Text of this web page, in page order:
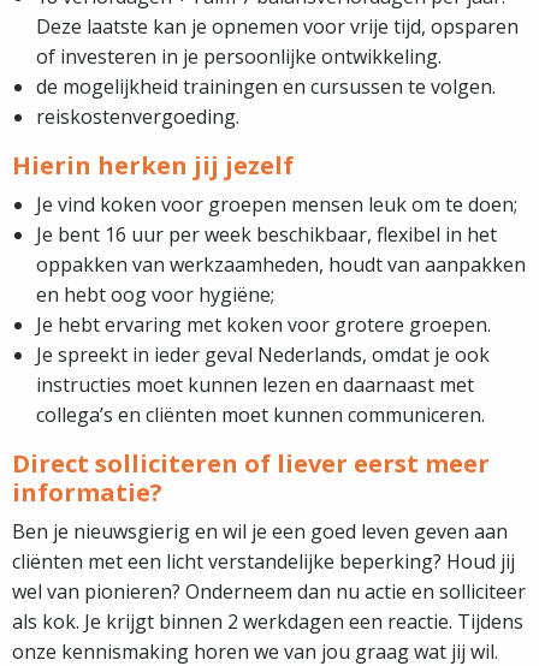
Deze laatste kan je opnemen voor vrije tijd, opsparen
of investeren in je persoonlijke ontwikkeling.
de mogelijkheid trainingen en cursussen te volgen.
reiskostenvergoeding.
Hierin herken jij jezelf
Je vind koken voor groepen mensen leuk om te doen;
Je bent 16 uur per week beschikbaar, flexibel in het
oppakken van werkzaamheden, houdt van aanpakken
en hebt oog voor hygiëne;
Je hebt ervaring met koken voor grotere groepen.
Je spreekt in ieder geval Nederlands, omdat je ook
instructies moet kunnen lezen en daarnaast met
collega’s en cliënten moet kunnen communiceren.
Direct solliciteren of liever eerst meer
informatie?
Ben je nieuwsgierig en wil je een goed leven geven aan
cliënten met een licht verstandelijke beperking? Houd jij
wel van pionieren? Onderneem dan nu actie en solliciteer
als kok. Je krijgt binnen 2 werkdagen een reactie. Tijdens
onze kennismaking horen we van jou graag wat jij wil.